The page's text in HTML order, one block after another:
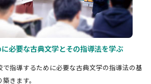
必要な古典文学とその指導法を学ぶ
指導するために必要な古典文学の指導法の基
きます。